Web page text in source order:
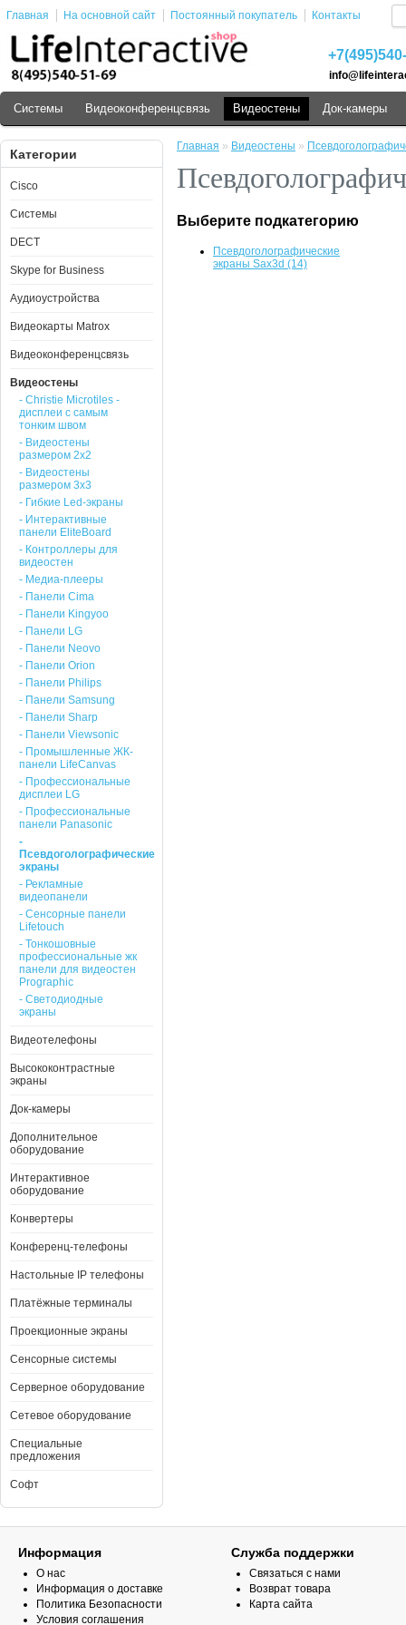
Главная На основной сайт Постоянный покупатель Контакты
Cистемы Видеоконференцсвязь Видеостены Док-камеры
Категории
Cisco
Cистемы
DECT
Skype for Business
Аудиоустройства
Видеокарты Matrox
Видеоконференцсвязь
Видеостены
- Christie Microtiles -
дисплеи с самым
тонким швом
- Видеостены
размером 2х2
- Видеостены
размером 3х3
- Гибкие Led-экраны
- Интерактивные
панели EliteBoard
- Контроллеры для
видеостен
- Медиа-плееры
- Панели Cima
- Панели Kingyoo
- Панели LG
- Панели Neovo
- Панели Orion
- Панели Philips
- Панели Samsung
- Панели Sharp
- Панели Viewsonic
- Промышленные ЖК-
панели LifeCanvas
- Профессиональные
дисплеи LG
- Профессиональные
панели Panasonic
-
Псевдоголографические
экраны
- Рекламные
видеопанели
- Сенсорные панели
Lifetouch
- Тонкошовные
профессиональные жк
панели для видеостен
Prographic
- Светодиодные
экраны
Видеотелефоны
Высококонтрастные
экраны
Док-камеры
Дополнительное
оборудование
Интерактивное
оборудование
Конвертеры
Конференц-телефоны
Настольные IP телефоны
Платёжные терминалы
Проекционные экраны
Сенсорные системы
Серверное оборудование
Сетевое оборудование
Специальные
предложения
Cофт
Главная » Видеостены »
Выберите подкатегорию
Псевдоголографические
экраны Sax3d (14)
Информация
О нас
Информация о доставке
Политика Безопасности
Условия соглашения
Служба поддержки
Связаться с нами
Возврат товара
Карта сайта